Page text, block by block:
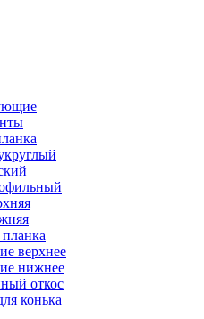
верхнее
нижнее
откос
конька